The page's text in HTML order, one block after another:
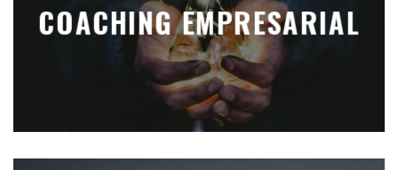
COACHING EMPRESARIAL